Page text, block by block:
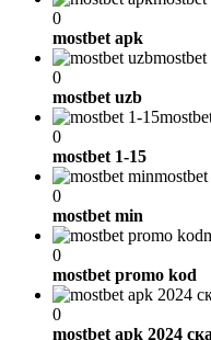
0
mostbet apk
mostbet
0
mostbet uzb
0
mostbet 1-15
0
mostbet min
0
mostbet promo kod
0
mostbet apk 2024